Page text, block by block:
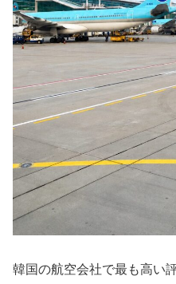
韓国の航空会社で最も高い